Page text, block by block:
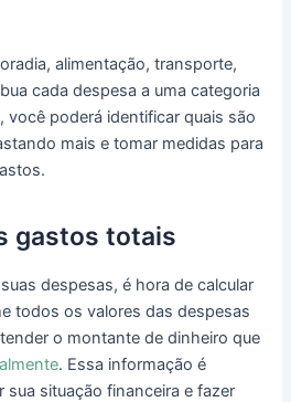
alimentação, transporte,
cada despesa a uma categoria
você poderá identificar quais são
mais e tomar medidas para
gastos totais
despesas, é hora de calcular
todos os valores das despesas
o montante de dinheiro que
. Essa informação é
sua situação financeira e fazer